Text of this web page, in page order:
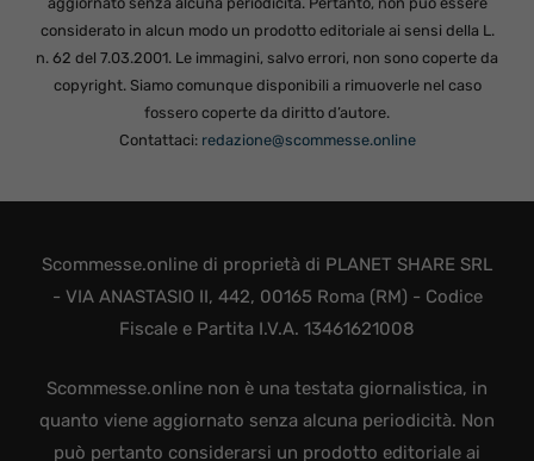
considerato in alcun modo un prodotto editoriale ai sensi della L.
n. 62 del 7.03.2001. Le immagini, salvo errori, non sono coperte da
copyright. Siamo comunque disponibili a rimuoverle nel caso
fossero coperte da diritto d’autore.
Contattaci: redazione@scommesse.online
Scommesse.online di proprietà di PLANET SHARE SRL
- VIA ANASTASIO II, 442, 00165 Roma (RM) - Codice
Fiscale e Partita I.V.A. 13461621008
Scommesse.online non è una testata giornalistica, in
quanto viene aggiornato senza alcuna periodicità. Non
può pertanto considerarsi un prodotto editoriale ai